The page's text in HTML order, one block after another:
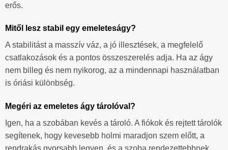
erős.
Mitől lesz stabil egy emeleteságy?
A stabilitást a masszív váz, a jó illesztések, a megfelelő
csatlakozások és a pontos összeszerelés adja. Ha az ágy
nem billeg és nem nyikorog, az a mindennapi használatban
is óriási különbség.
Megéri az emeletes ágy tárolóval?
Igen, ha a szobában kevés a tároló. A fiókok és rejtett tárolók
segítenek, hogy kevesebb holmi maradjon szem előtt, a